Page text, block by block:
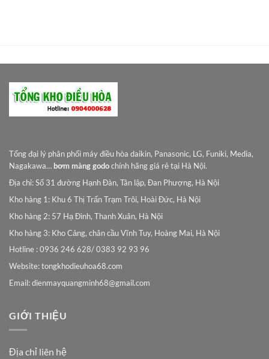
Tổng đại lý phân phối máy điều hòa daikin, Panasonic, LG, Funiki, Media,
Nagakawa… bơm màng godochính hãng giá rẻ tại Hà Nội.
Địa chỉ: Số 31 đường Hạnh Đàn, Tân lập, Đan Phượng, Hà Nội
Kho hàng 1: Khu 6 Thị Trấn Trạm Trôi, Hoài Đức, Hà Nội
Kho hàng 2: 57 Hạ Đình, Thanh Xuân, Hà Nội
Kho hàng 3: Kho Cảng, chân cầu Vĩnh Tuy, Hoàng Mai, Hà Nội
Hotline : 0936 246 628/ 0383 92 93 96
Website: tongkhodieuhoa68.com
Email:dienmayquangminh68@gmail.com
GIỚI THIỆU
Địa chỉ liên hệ